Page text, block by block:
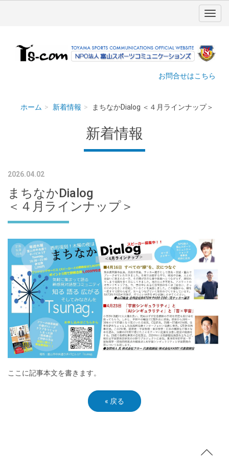
お問合せはこちら
ホーム 新着情報 まちなかDialog ＜４月ラインナップ＞
新着情報
2026.04.02
まちなかDialog
＜４月ラインナップ＞
ここに記事本文を書きます。
« 戻る